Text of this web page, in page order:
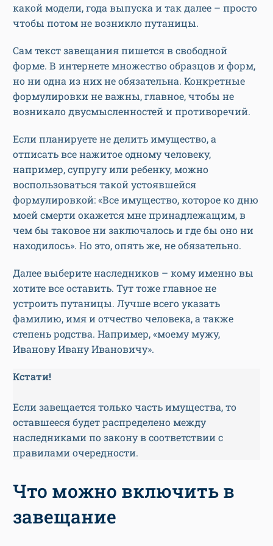
какой модели, года выпуска и так далее – просто
чтобы потом не возникло путаницы.
Сам текст завещания пишется в свободной
форме. В интернете множество образцов и форм,
но ни одна из них не обязательна. Конкретные
формулировки не важны, главное, чтобы не
возникало двусмысленностей и противоречий.
Если планируете не делить имущество, а
отписать все нажитое одному человеку,
например, супругу или ребенку, можно
воспользоваться такой устоявшейся
формулировкой: «Все имущество, которое ко дню
моей смерти окажется мне принадлежащим, в
чем бы таковое ни заключалось и где бы оно ни
находилось». Но это, опять же, не обязательно.
Далее выберите наследников – кому именно вы
хотите все оставить. Тут тоже главное не
устроить путаницы. Лучше всего указать
фамилию, имя и отчество человека, а также
степень родства. Например, «моему мужу,
Иванову Ивану Ивановичу».
Кстати!
Если завещается только часть имущества, то
оставшееся будет распределено между
наследниками по закону в соответствии с
правилами очередности.
Что можно включить в
завещание